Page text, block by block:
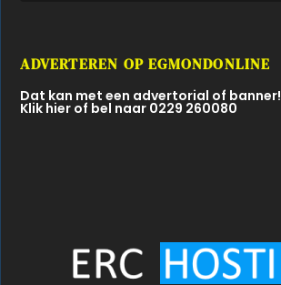
ADVERTEREN OP EGMONDONLINE
Dat kan met een advertorial of banner!
Klik hier of bel naar 0229 260080